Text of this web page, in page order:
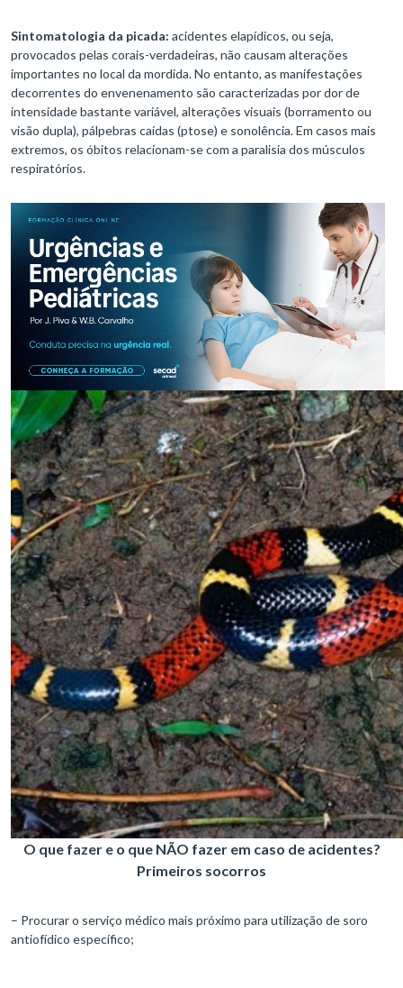
Sintomatologia da picada: acidentes elapídicos, ou seja,
provocados pelas corais-verdadeiras, não causam alterações
importantes no local da mordida. No entanto, as manifestações
decorrentes do envenenamento são caracterizadas por dor de
intensidade bastante variável, alterações visuais (borramento ou
visão dupla), pálpebras caídas (ptose) e sonolência. Em casos mais
extremos, os óbitos relacionam-se com a paralisia dos músculos
respiratórios.
O que fazer e o que NÃO fazer em caso de acidentes?
Primeiros socorros
– Procurar o serviço médico mais próximo para utilização de soro
antiofídico específico;